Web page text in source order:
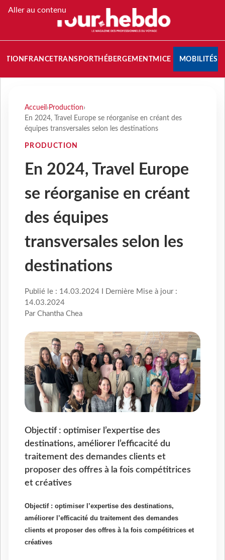
Aller au contenu
FRANCETRANSPORT HÉBERGEMENTMICE MOBILITÉS
Accueil › Production›
En 2024, Travel Europe se réorganise en créant des
équipes transversales selon les destinations
PRODUCTION
En 2024, Travel Europe
se réorganise en créant
des équipes
transversales selon les
destinations
Publié le : 14.03.2024 I Dernière Mise à jour :
14.03.2024
Par Chantha Chea
Objectif : optimiser l’expertise des
destinations, améliorer l’efficacité du
traitement des demandes clients et
proposer des offres à la fois compétitrices
et créatives
Objectif : optimiser l’expertise des destinations,
améliorer l’efficacité du traitement des demandes
clients et proposer des offres à la fois compétitrices et
créatives